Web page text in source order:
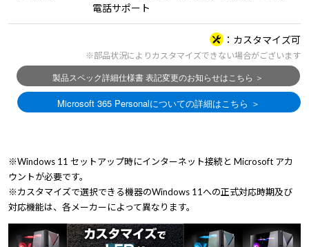
電話サポート
カスタマイズ可
※部品状況によりカスタマイズできない場合がございます
※Windows 11 セットアップ時にインターネット接続と Microsoft アカ
ウントが必要です。
※カスタマイズで選択できる機器のWindows 11への正式対応時期及び
対応機能は、各メーカーによって異なります。